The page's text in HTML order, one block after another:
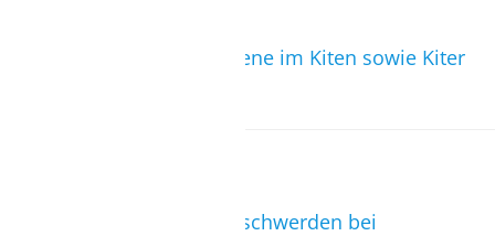
Anfänger bis Fortgeschrittene im Kiten sowie Kiter
Es gab Fälle von Magenbeschwerden bei